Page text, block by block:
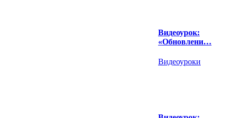
Видеоурок:
«Обновлени…
Видеоуроки